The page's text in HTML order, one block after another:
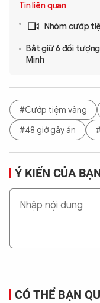
Tin liên quan
Nhóm cướp
Bắt giữ 6 đối
Minh
#Cướp tiệm vàng
#48 giờ gây án
Ý KIẾN CỦA
CÓ THỂ BẠN